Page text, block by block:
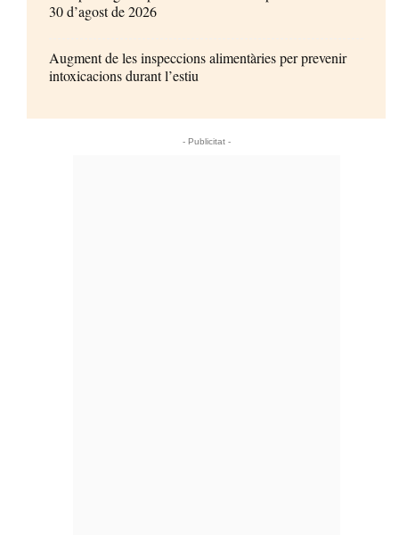
30 d’agost de 2026
Augment de les inspeccions alimentàries per prevenir
intoxicacions durant l’estiu
- Publicitat -